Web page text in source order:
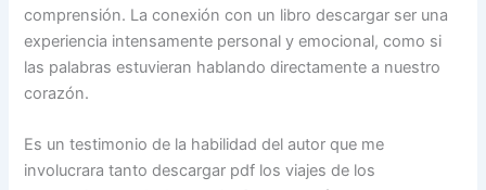
comprensión. La conexión con un libro descargar ser una
experiencia intensamente personal y emocional, como si
las palabras estuvieran hablando directamente a nuestro
corazón.
Es un testimonio de la habilidad del autor que me
involucrara tanto descargar pdf los viajes de los